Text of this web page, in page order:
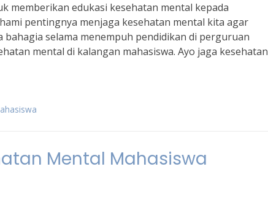
memberikan edukasi kesehatan mental kepada
pentingnya menjaga kesehatan mental kita agar
selama menempuh pendidikan di perguruan
mental di kalangan mahasiswa. Ayo jaga kesehatan
Mental Mahasiswa